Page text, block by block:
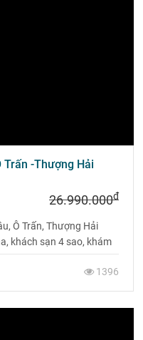
Trấn -Thượng Hải
26.990.000đ
Ô Trấn, Thượng Hải
khách sạn 4 sao, khám
1396